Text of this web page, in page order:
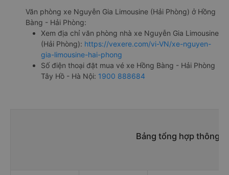
Văn phòng xe Nguyễn Gia Limousine (Hải Phòng) ở Hồng
Bàng - Hải Phòng:
Xem địa chỉ văn phòng nhà xe Nguyễn Gia Limousine
(Hải Phòng): https://vexere.com/vi-VN/xe-nguyen-
gia-limousine-hai-phong
Số điện thoại đặt mua vé xe Hồng Bàng - Hải Phòng
Tây Hồ - Hà Nội: 1900 888684
Bảng tổng hợp thông